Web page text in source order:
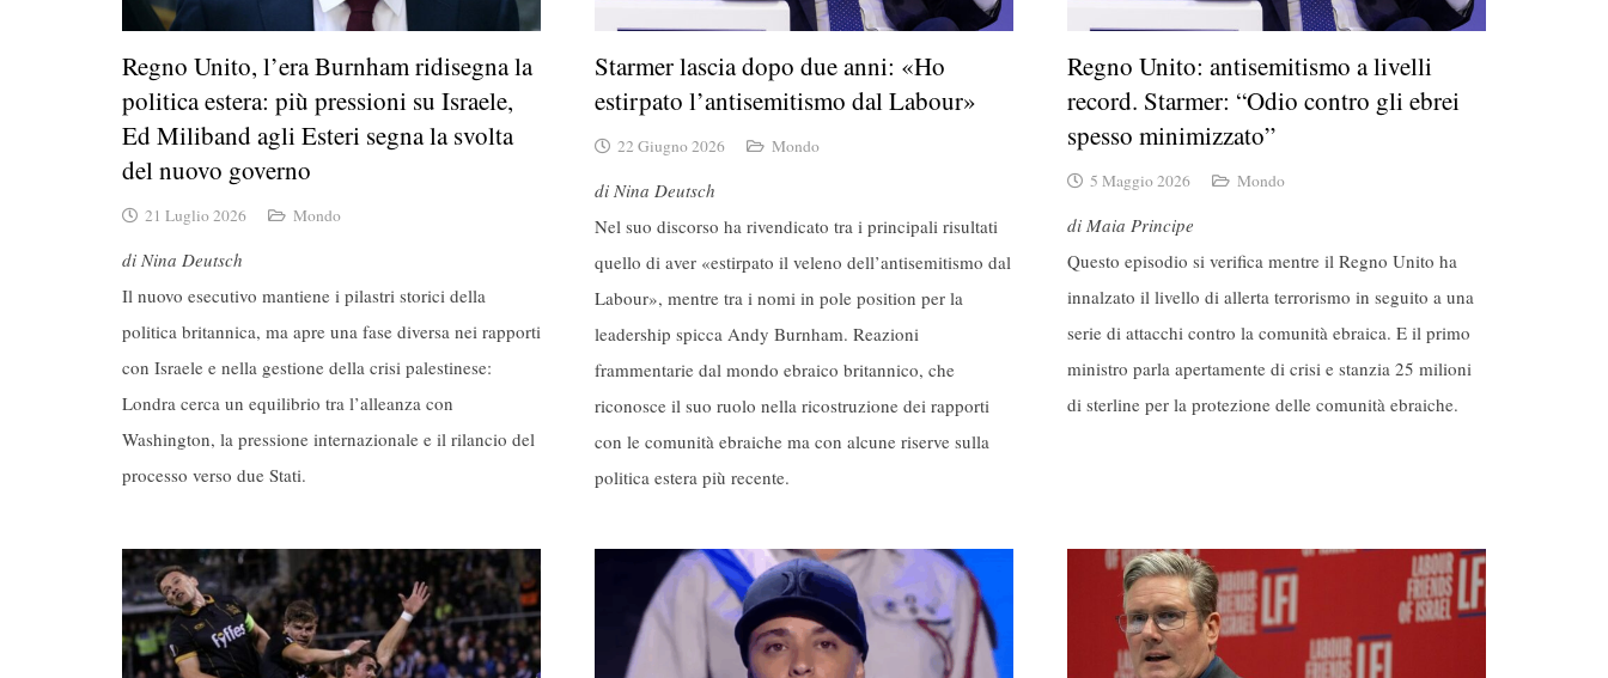
Regno Unito, l’era Burnham ridisegna la
politica estera: più pressioni su Israele,
Ed Miliband agli Esteri segna la svolta
del nuovo governo
21 Luglio 2026 Mondo
di Nina Deutsch
Il nuovo esecutivo mantiene i pilastri storici della
politica britannica, ma apre una fase diversa nei rapporti
con Israele e nella gestione della crisi palestinese:
Londra cerca un equilibrio tra l’alleanza con
Washington, la pressione internazionale e il rilancio del
processo verso due Stati.
Starmer lascia dopo due anni: «Ho
estirpato l’antisemitismo dal Labour»
22 Giugno 2026 Mondo
di Nina Deutsch
Nel suo discorso ha rivendicato tra i principali risultati
quello di aver «estirpato il veleno dell’antisemitismo dal
Labour», mentre tra i nomi in pole position per la
leadership spicca Andy Burnham. Reazioni
frammentarie dal mondo ebraico britannico, che
riconosce il suo ruolo nella ricostruzione dei rapporti
con le comunità ebraiche ma con alcune riserve sulla
politica estera più recente.
Regno Unito: antisemitismo a livelli
record. Starmer: “Odio contro gli ebrei
spesso minimizzato”
5 Maggio 2026 Mondo
di Maia Principe
Questo episodio si verifica mentre il Regno Unito ha
innalzato il livello di allerta terrorismo in seguito a una
serie di attacchi contro la comunità ebraica. E il primo
ministro parla apertamente di crisi e stanzia 25 milioni
di sterline per la protezione delle comunità ebraiche.